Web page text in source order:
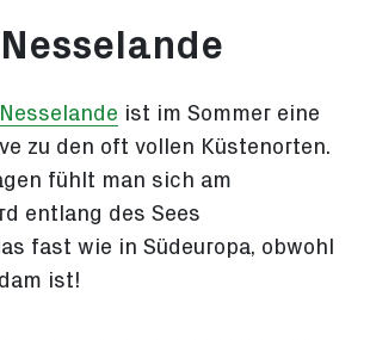
ist im Sommer eine
zu den oft vollen Küstenorten.
fühlt man sich am
entlang des Sees
fast wie in Südeuropa, obwohl
ist!